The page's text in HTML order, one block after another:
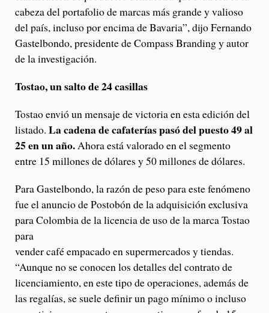
cabeza del portafolio de marcas más grande y valioso
del país, incluso por encima de Bavaria”, dijo Fernando
Gastelbondo, presidente de Compass Branding y autor
de la investigación.
Tostao, un salto de 24 casillas
Tostao envió un mensaje de victoria en esta edición del
listado. La cadena de cafaterías pasó del puesto 49 al
25 en un año. Ahora está valorado en el segmento
entre 15 millones de dólares y 50 millones de dólares.
Para Gastelbondo, la razón de peso para este fenómeno
fue el anuncio de Postobón de la adquisición exclusiva
para Colombia de la licencia de uso de la marca Tostao
para
vender café empacado en supermercados y tiendas.
“Aunque no se conocen los detalles del contrato de
licenciamiento, en este tipo de operaciones, además de
las regalías, se suele definir un pago mínimo o incluso